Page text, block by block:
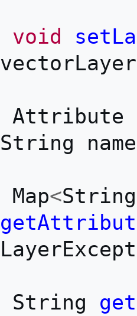
void
Attribute
String
name
Map<String
String